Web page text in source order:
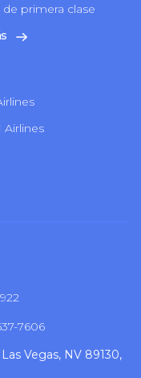
primera clase
Airlines
7606
Vegas, NV 89130,